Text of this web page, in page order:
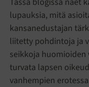
lupauksia, mitä
kansanedustajan
liitetty pohdintoja ja
seikkoja huomioiden
turvata lapsen
vanhempien